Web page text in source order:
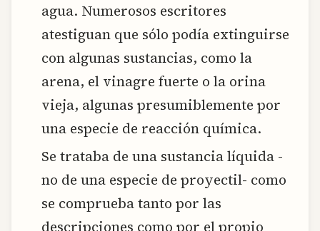
agua. Numerosos escritores
atestiguan que sólo podía extinguirse
con algunas sustancias, como la
arena, el vinagre fuerte o la orina
vieja, algunas presumiblemente por
una especie de reacción química.
Se trataba de una sustancia líquida -
no de una especie de proyectil- como
se comprueba tanto por las
descripciones como por el propio